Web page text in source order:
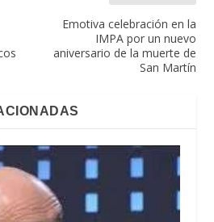
Emotiva celebración en la
IMPA por un nuevo
aniversario de la muerte de
San Martín